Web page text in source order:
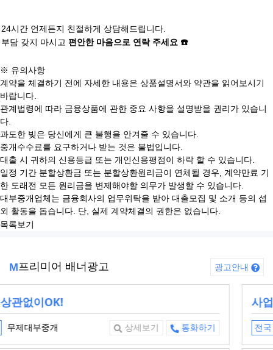
24시간 언제든지 친절하게 상담해드립니다.
부담 갖지 마시고 편안한 마음으로 연락 주세요 ☎️
※ 유의사항
계약을 체결하기 전에 자세한 내용은 상품설명서와 약관을 읽어보시기
바랍니다.
관계법령에 따라 금융상품에 관한 중요 사항을 설명받을 권리가 있습니
다.
과도한 빚은 당신에게 큰 불행을 안겨줄 수 있습니다.
중개수수료를 요구하거나 받는 것은 불법입니다.
대출 시 귀하의 신용등급 또는 개인신용평점이 하락 할 수 있습니다.
일정 기간 분할상환금 또는 분할상환원리금이 연체될 경우, 계약만료 기
한 도래전 모든 원리금을 변제해야할 의무가 발생할 수 있습니다.
대부중개업체는 금융회사의 업무위탁을 받아 대출모집 및 소개 등의 섭
외 활동을 돕습니다. 단, 실제 계약체결의 권한은 없습니다.
목록보기
M프리미어 배너광고 광고안내
사업자 최대1억
전국 나이스대부중개 상세보기 통화하기